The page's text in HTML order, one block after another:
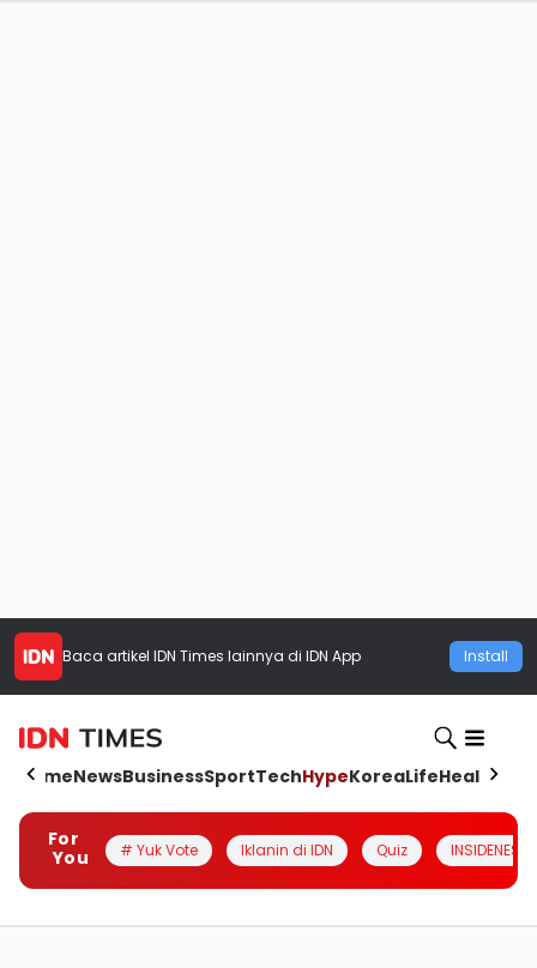
Baca artikel IDN Times lainnya di IDN App Install
HomeNewsBusinessSportTechHypeKoreaLifeHealth
For
You
# Yuk Vote Iklanin di IDN Quiz INSIDENESIA